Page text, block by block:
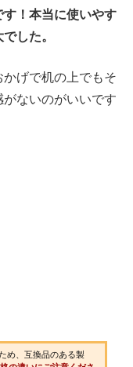
す！本当に使いやす
した。
かげで机の上でもそ
がないのがいいです
め、互換品のある製